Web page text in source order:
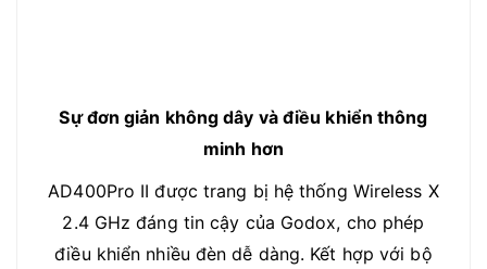
Sự đơn giản không dây và điều khiển thông
minh hơn
AD400Pro II được trang bị hệ thống Wireless X
2.4 GHz đáng tin cậy của Godox, cho phép
điều khiển nhiều đèn dễ dàng. Kết hợp với bộ